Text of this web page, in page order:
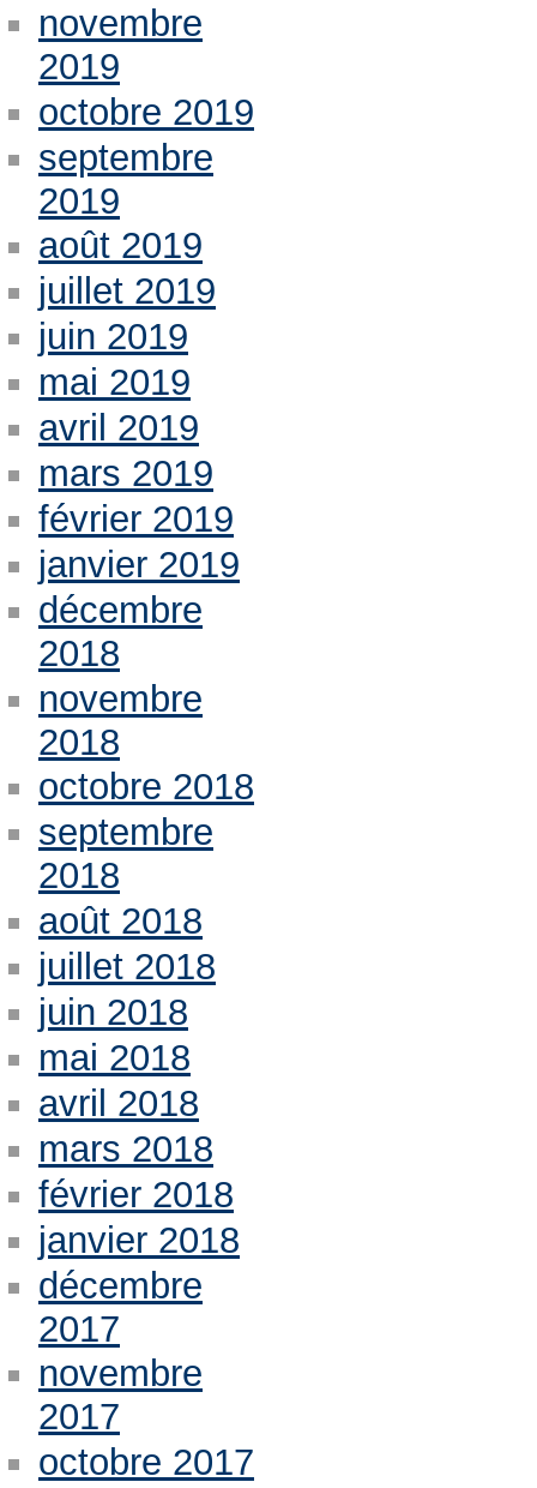
novembre
2019
octobre 2019
septembre
2019
août 2019
juillet 2019
juin 2019
mai 2019
avril 2019
mars 2019
février 2019
janvier 2019
décembre
2018
novembre
2018
octobre 2018
septembre
2018
août 2018
juillet 2018
juin 2018
mai 2018
avril 2018
mars 2018
février 2018
janvier 2018
décembre
2017
novembre
2017
octobre 2017